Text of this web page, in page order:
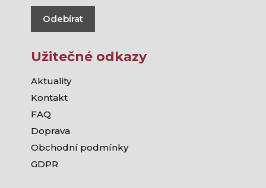
Odebírat
Užitečné odkazy
Aktuality
Kontakt
FAQ
Doprava
Obchodní podmínky
GDPR